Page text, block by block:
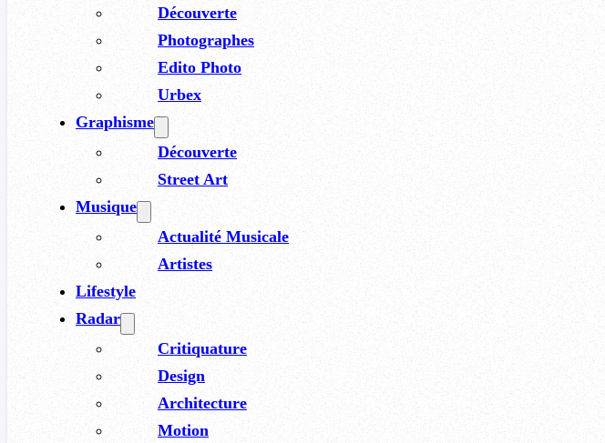
Découverte
Photographes
Edito Photo
Urbex
Graphisme
Découverte
Street Art
Musique
Actualité Musicale
Artistes
Lifestyle
Radar
Critiquature
Design
Architecture
Motion